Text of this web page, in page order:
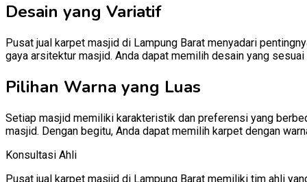
Desain yang Variatif
Pusat jual karpet masjid di Lampung Barat menyadari
gaya arsitektur masjid. Anda dapat memilih desain yang
Pilihan Warna yang Luas
Setiap masjid memiliki karakteristik dan preferensi yang
masjid. Dengan begitu, Anda dapat memilih karpet dengan
Konsultasi Ahli
Pusat jual karpet masjid di Lampung Barat memiliki tim ahli